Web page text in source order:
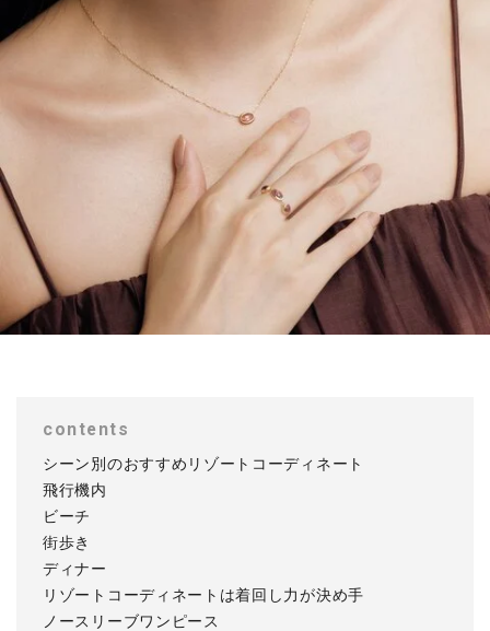
contents
シーン別のおすすめリゾートコーディネート
飛行機内
ビーチ
街歩き
ディナー
リゾートコーディネートは着回し力が決め手
ノースリーブワンピース